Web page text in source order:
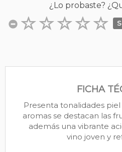
¿Lo probaste?
FICHA
Presenta tonalidades
aromas se destacan las
además una vibrante
vino joven y